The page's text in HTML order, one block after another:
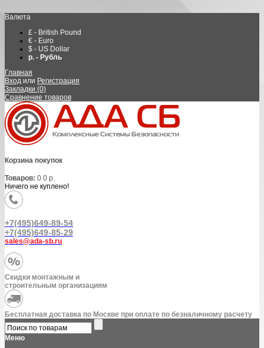
Валюта
£ - British Pound
€ - Euro
$ - US Dollar
р. - Рубль
Главная
Вход или Регистрация
Закладки (0)
Сравнение товаров
Корзина покупок
Товаров: 0 0 р.
Ничего не куплено!
+7(495)649-89-54
+7(495)649-85-29
sales@ada-sb.ru
Скидки монтажным и
строительным организациям
Бесплатная доставка по Москве при оплате по безналичному расчету
Меню